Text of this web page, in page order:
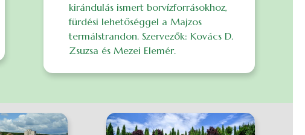
kirándulás ismert borvízforrásokhoz,
fürdési lehetőséggel a Majzos
termálstrandon. Szervezők: Kovács D.
Zsuzsa és Mezei Elemér.